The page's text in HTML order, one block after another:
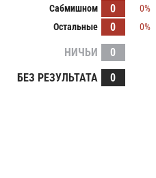
Сабмишном
0
0%
Остальные
0 0%
НИЧЬИ
0
БЕЗ РЕЗУЛЬТАТА
0